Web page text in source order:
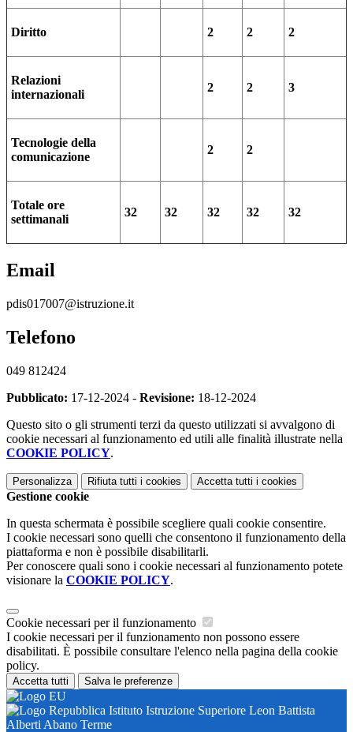
Diritto 2 2 2
Relazioni
internazionali
2 2 3
Tecnologie della
comunicazione
2 2
Totale ore
settimanali
32 32 32 32 32
Email
pdis017007@istruzione.it
Telefono
049 812424
Pubblicato: 17-12-2024 - Revisione: 18-12-2024
Questo sito o gli strumenti terzi da questo utilizzati si avvalgono di
cookie necessari al funzionamento ed utili alle finalità illustrate nella
COOKIE POLICY.
Personalizza Rifiuta tutti i cookies Accetta tutti i cookies
Gestione cookie
In questa schermata è possibile scegliere quali cookie consentire.
I cookie necessari sono quelli che consentono il funzionamento della
piattaforma e non è possibile disabilitarli.
Per conoscere quali sono i cookie necessari al funzionamento potete
visionare la COOKIE POLICY.
Cookie necessari per il funzionamento
I cookie necessari per il funzionamento non possono essere
disabilitati. È possibile consultare l'elenco nella pagina della cookie
policy.
Accetta tutti Salva le preferenze
Istituto Istruzione Superiore Leon Battista
Alberti Abano Terme